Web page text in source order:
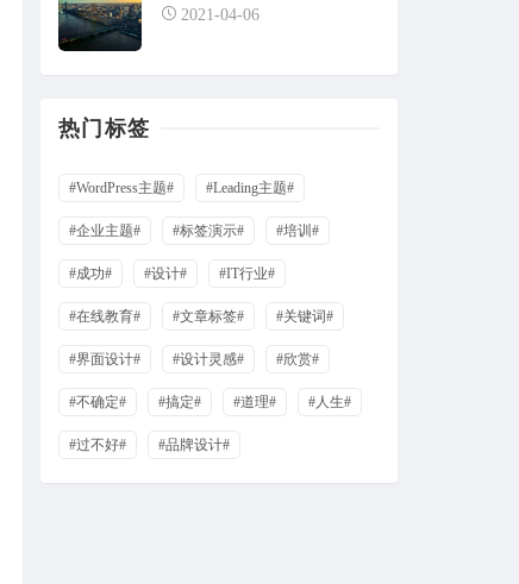
来自：古腾堡区块，短代码演示
xicijiese 2021-09-06
测试评论后查看隐藏内容。
来自：古腾堡区块，短代码演示
啊啊啊啊啊啊啊
来自：酒店预订应用程序用户界面套件下载
2021-04-06
热门标签
#WordPress主题# #Leading主题#
#企业主题# #标签演示# #培训#
#成功# #设计# #IT行业#
#在线教育# #文章标签# #关键词#
#界面设计# #设计灵感# #欣赏#
#不确定# #搞定# #道理# #人生#
#过不好# #品牌设计#